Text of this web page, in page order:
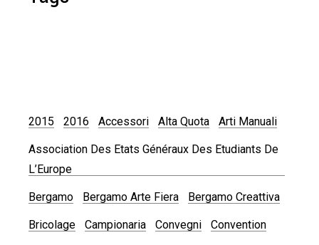
2015 2016 Accessori Alta Quota Arti Manuali
Association Des Etats Généraux Des Etudiants De
L’Europe
Bergamo Bergamo Arte Fiera Bergamo Creattiva
Bricolage Campionaria Convegni Convention